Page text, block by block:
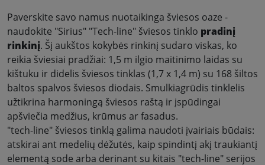
Paverskite savo namus nuotaikinga šviesos oaze -
naudokite "Sirius" "Tech-line" šviesos tinklo pradinį
rinkinį. Šį aukštos kokybės rinkinį sudaro viskas, ko
reikia šviesiai pradžiai: 1,5 m ilgio maitinimo laidas su
kištuku ir didelis šviesos tinklas (1,7 x 1,4 m) su 168 šiltos
baltos spalvos šviesos diodais. Smulkiagrūdis tinklelis
užtikrina harmoningą šviesos raštą ir įspūdingai
apšviečia medžius, krūmus ar fasadus.
"tech-line" šviesos tinklą galima naudoti įvairiais būdais:
atskirai ant medelių dėžutės, kaip spindintį akį traukiantį
elementą sode arba derinant su kitais "tech-line" serijos